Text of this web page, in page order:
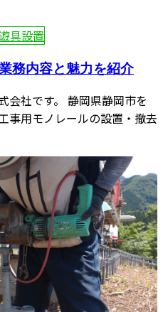
具設置
務内容と魅力を紹介
会社です。 静岡県静岡市を
事用モノレールの設置・撤去